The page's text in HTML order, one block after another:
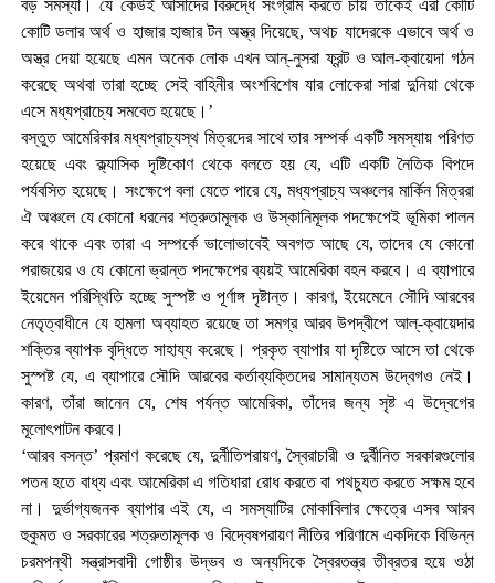
বড় সমস্যা। যে কেউই আসাদের বিরুদ্ধে সংগ্রাম করতে চায় তাকেই এরা কোটি
কোটি ডলার অর্থ ও হাজার হাজার টন অস্ত্র দিয়েছে, অথচ যাদেরকে এভাবে অর্থ ও
অস্ত্র দেয়া হয়েছে এমন অনেক লোক এখন আন্-নুসরা ফ্রন্ট ও আল-ক্বায়েদা গঠন
করেছে অথবা তারা হচ্ছে সেই বাহিনীর অংশবিশেষ যার লোকেরা সারা দুনিয়া থেকে
এসে মধ্যপ্রাচ্যে সমবেত হয়েছে।’
বস্তুত আমেরিকার মধ্যপ্রাচ্যস্থ মিত্রদের সাথে তার সম্পর্ক একটি সমস্যায় পরিণত
হয়েছে এবং ক্ল্যাসিক দৃষ্টিকোণ থেকে বলতে হয় যে, এটি একটি নৈতিক বিপদে
পর্যবসিত হয়েছে। সংক্ষেপে বলা যেতে পারে যে, মধ্যপ্রাচ্য অঞ্চলের মার্কিন মিত্ররা
ঐ অঞ্চলে যে কোনো ধরনের শত্রুতামূলক ও উস্কানিমূলক পদক্ষেপেই ভূমিকা পালন
করে থাকে এবং তারা এ সম্পর্কে ভালোভাবেই অবগত আছে যে, তাদের যে কোনো
পরাজয়ের ও যে কোনো ভ্রান্ত পদক্ষেপের ব্যয়ই আমেরিকা বহন করবে। এ ব্যাপারে
ইয়েমেন পরিস্থিতি হচ্ছে সুস্পষ্ট ও পূর্ণাঙ্গ দৃষ্টান্ত। কারণ, ইয়েমেনে সৌদি আরবের
নেতৃত্বাধীনে যে হামলা অব্যাহত রয়েছে তা সমগ্র আরব উপদ্বীপে আল্-ক্বায়েদার
শক্তির ব্যাপক বৃদ্ধিতে সাহায্য করেছে। প্রকৃত ব্যাপার যা দৃষ্টিতে আসে তা থেকে
সুস্পষ্ট যে, এ ব্যাপারে সৌদি আরবের কর্তাব্যক্তিদের সামান্যতম উদ্বেগও নেই।
কারণ, তাঁরা জানেন যে, শেষ পর্যন্ত আমেরিকা, তাঁদের জন্য সৃষ্ট এ উদ্বেগের
মূলোৎপাটন করবে।
‘আরব বসন্ত’ প্রমাণ করেছে যে, দুর্নীতিপরায়ণ, স্বৈরাচারী ও দুর্বীনিত সরকারগুলোর
পতন হতে বাধ্য এবং আমেরিকা এ গতিধারা রোধ করতে বা পথচ্যুত করতে সক্ষম হবে
না। দুর্ভাগ্যজনক ব্যাপার এই যে, এ সমস্যাটির মোকাবিলার ক্ষেত্রে এসব আরব
হুকুমত ও সরকারের শত্রুতামূলক ও বিদ্বেষপরায়ণ নীতির পরিণামে একদিকে বিভিন্ন
চরমপন্থী সন্ত্রাসবাদী গোষ্ঠীর উদ্ভব ও অন্যদিকে স্বৈরতন্ত্র তীব্রতর হয়ে ওঠা